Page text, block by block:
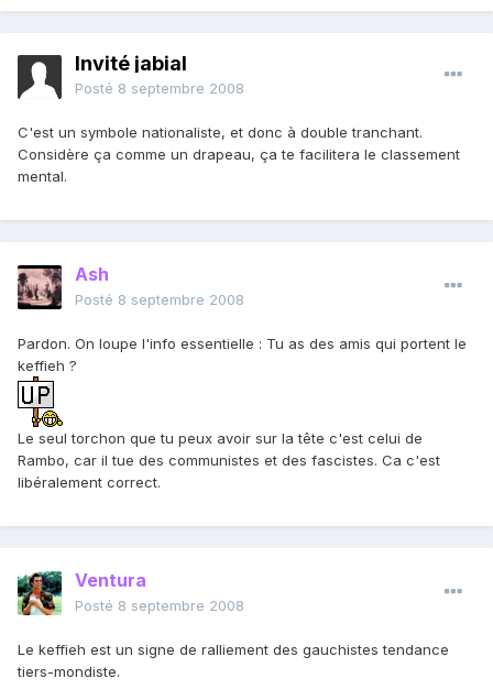
Invité jabial
Posté 8 septembre 2008
C'est un symbole nationaliste, et donc à double tranchant.
Considère ça comme un drapeau, ça te facilitera le classement
mental.
Ash
Posté 8 septembre 2008
Pardon. On loupe l'info essentielle : Tu as des amis qui portent le
keffieh ?
Le seul torchon que tu peux avoir sur la tête c'est celui de
Rambo, car il tue des communistes et des fascistes. Ca c'est
libéralement correct.
Ventura
Posté 8 septembre 2008
Le keffieh est un signe de ralliement des gauchistes tendance
tiers-mondiste.